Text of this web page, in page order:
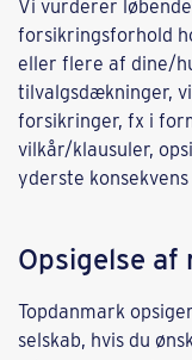
Vi vurderer
forsikringsforhold
eller flere af dine/
tilvalgsdækninger,
forsikringer, fx i
vilkår/klausuler,
yderste
Opsigelse
Topdanmark
selskab, hvis du